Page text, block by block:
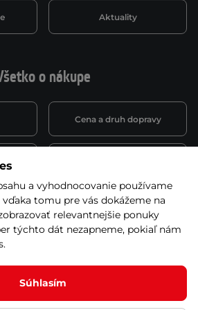
o nákupe
Cena a druh dopravy
Reklamácie a záruka
Aktuality
a vyhodnocovanie používame
tomu pre vás dokážeme na
relevantnejšie ponuky
týchto dát nezapneme, pokiaľ nám
Súhlasím